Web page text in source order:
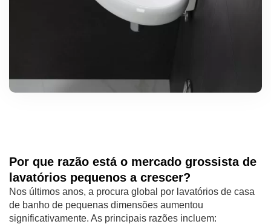
Por que razão está o mercado grossista de
lavatórios pequenos a crescer?
Nos últimos anos, a procura global por lavatórios de casa
de banho de pequenas dimensões aumentou
significativamente. As principais razões incluem: